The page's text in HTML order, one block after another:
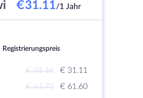
€31.11/1 Jahr
Registrierungspreis
€ 31.16
€ 31.11
€ 61.70
€ 61.60